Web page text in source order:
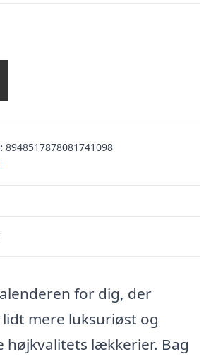
8948517878081741098
for dig, der
mere luksuriøst og
højkvalitets lækkerier. Bag